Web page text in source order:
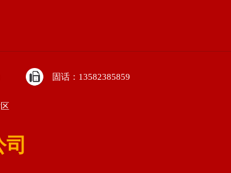
固话：13582385859